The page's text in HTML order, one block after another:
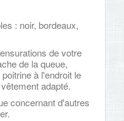
: noir, bordeaux,
de votre
de la queue,
à l'endroit le
adapté.
concernant d'autres